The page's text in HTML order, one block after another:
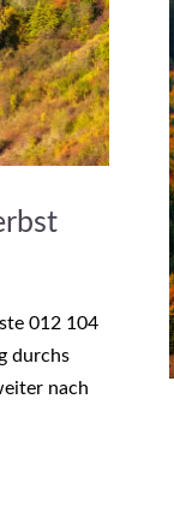
012 104
durchs
nach